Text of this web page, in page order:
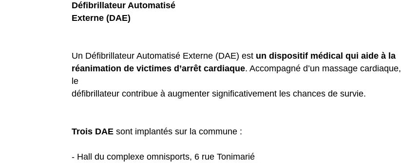
Défibrillateur Automatisé
Externe (DAE)
Un Défibrillateur Automatisé Externe (DAE) est un dispositif médical qui aide à la
réanimation de victimes d’arrêt cardiaque. Accompagné d’un massage cardiaque,
le
défibrillateur contribue à augmenter significativement les chances de survie.
Trois DAE sont implantés sur la commune :
- Hall du complexe omnisports, 6 rue Tonimarié